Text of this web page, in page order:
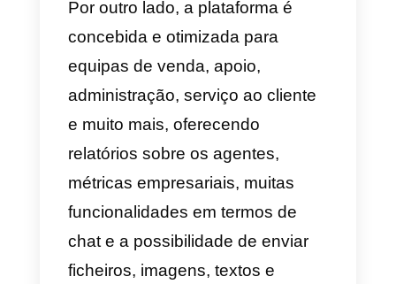
Agora vamos mostrar-te as 10
melhores plataformas por
WhatsApp multi-agente para que
possas decidir qual a mais
adaptada às tuas exigências.